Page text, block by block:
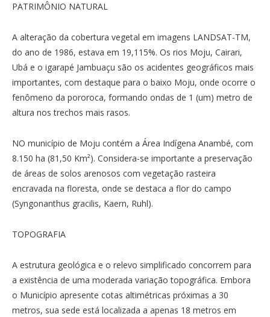
PATRIMÔNIO NATURAL
A alteração da cobertura vegetal em imagens LANDSAT-TM,
do ano de 1986, estava em 19,115%. Os rios Moju, Cairari,
Ubá e o igarapé Jambuaçu são os acidentes geográficos mais
importantes, com destaque para o baixo Moju, onde ocorre o
fenômeno da pororoca, formando ondas de 1 (um) metro de
altura nos trechos mais rasos.
NO município de Moju contém a Área Indígena Anambé, com
8.150 ha (81,50 Km²). Considera-se importante a preservação
de áreas de solos arenosos com vegetação rasteira
encravada na floresta, onde se destaca a flor do campo
(Syngonanthus gracilis, Kaern, Ruhl).
TOPOGRAFIA
A estrutura geológica e o relevo simplificado concorrem para
a existência de uma moderada variação topográfica. Embora
o Município apresente cotas altimétricas próximas a 30
metros, sua sede está localizada a apenas 18 metros em